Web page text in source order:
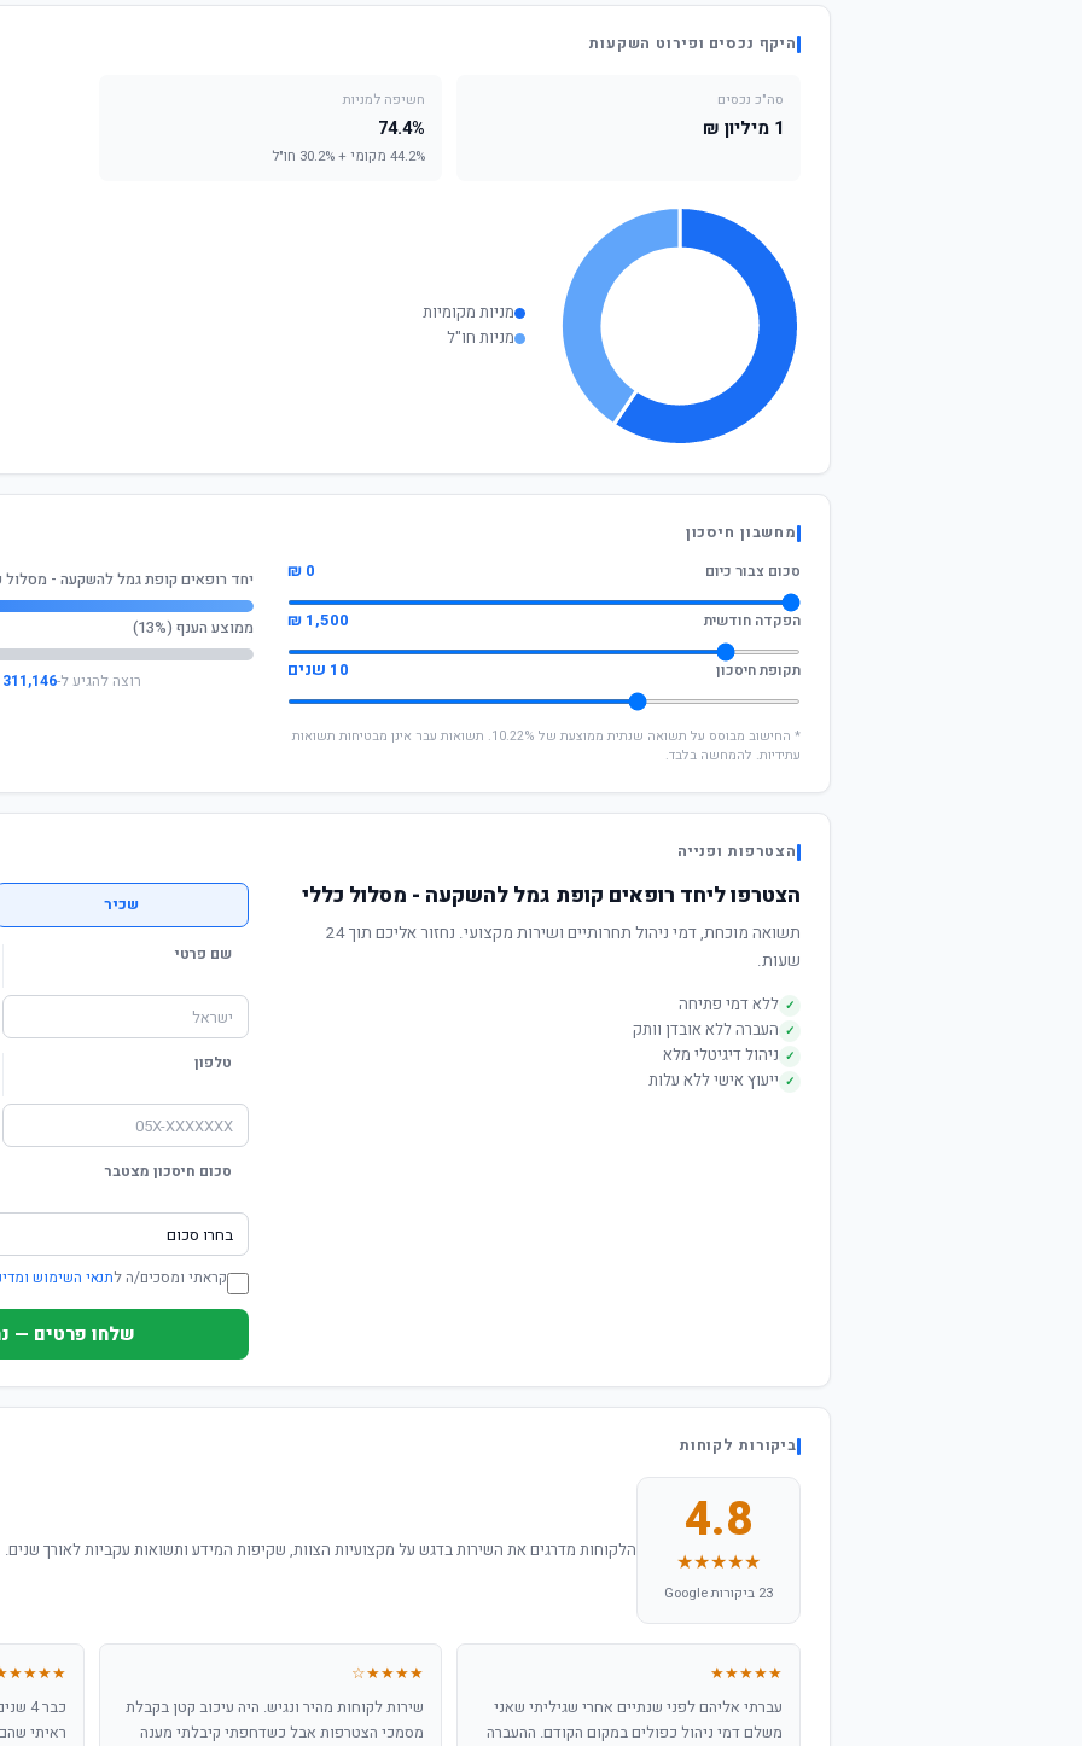
היקף נכסים ופירוט השקעות
סה"כ נכסים
1 מיליון ₪
חשיפה למניות
74.4%
44.2% מקומי + 30.2% חו"ל
מניות מקומיות
מניות חו"ל
מחשבון חיסכון
סכום צבור כיום
0 ₪
הפקדה חודשית 1,500 ₪
תקופת חיסכון 10 שנים
* החישוב מבוסס על תשואה שנתית ממוצעת של 10.22%. תשואות עבר אינן מבטיחות תשואות
עתידיות. להמחשה בלבד.
יחד רופאים קופת גמל להשקעה - מסלול
ממוצע הענף (13%)
רוצה להגיע ל-311,146 ₪
הצטרפות ופנייה
הצטרפו ליחד רופאים קופת גמל להשקעה - מסלול כללי
תשואה מוכחת, דמי ניהול תחרותיים ושירות מקצועי. נחזור אליכם תוך 24
שעות.
✓ ללא דמי פתיחה
✓ העברה ללא אובדן וותק
✓ ניהול דיגיטלי מלא
✓ ייעוץ אישי ללא עלות
שכיר
שם פרטי
טלפון
סכום חיסכון מצטבר
קראתי ומסכים/ה לתנאי השימוש
שלחו פרטים — נחזור
ביקורות לקוחות
4.8
★★★★★
23 ביקורות Google
הלקוחות מדרגים את השירות בדגש על מקצועיות הצוות, שקיפות המידע ותשואות עקביות לאורך שנים.
★★★★★
עברתי אליהם לפני שנתיים אחרי שגיליתי שאני
משלם דמי ניהול כפולים במקום הקודם. ההעברה
★★★★☆
שירות לקוחות מהיר ונגיש. היה עיכוב קטן בקבלת
מסמכי הצטרפות אבל כשדחפתי קיבלתי מענה
כבר
ראיתי